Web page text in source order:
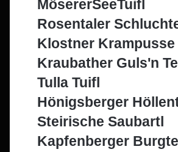
MösererSeeTuifl
Rosentaler
Klostner Krampusse
Kraubather Guls'n
Tulla Tuifl
Hönigsberger
Steirische Saubartl
Kapfenberger